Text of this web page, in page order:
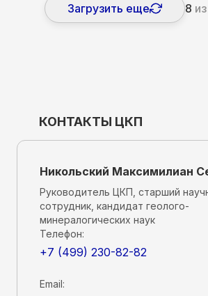
Загрузить еще 8 из
КОНТАКТЫ ЦКП
Никольский Максимилиан
Руководитель ЦКП старший
сотрудник , кандидат геолого-
минералогических наук
Телефон:
+7 (499) 230-82-82
Email: